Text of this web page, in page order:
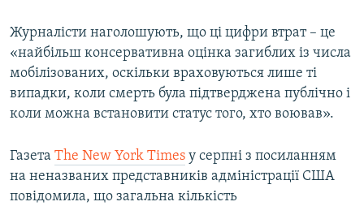
Журналісти наголошують, що ці цифри втрат – це
«найбільш консервативна оцінка загиблих із числа
мобілізованих, оскільки враховуються лише ті
випадки, коли смерть була підтверджена публічно і
коли можна встановити статус того, хто воював».
Газета The New York Times у серпні з посиланням
на неназваних представників адміністрації США
повідомила, що загальна кількість